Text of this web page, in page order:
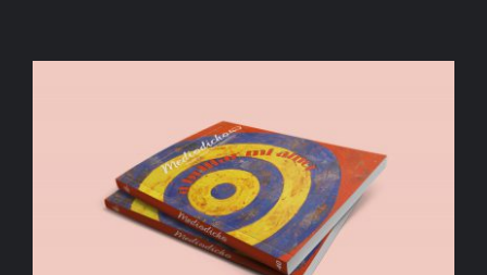
AÑADIR AL CARRITO / DETALLES